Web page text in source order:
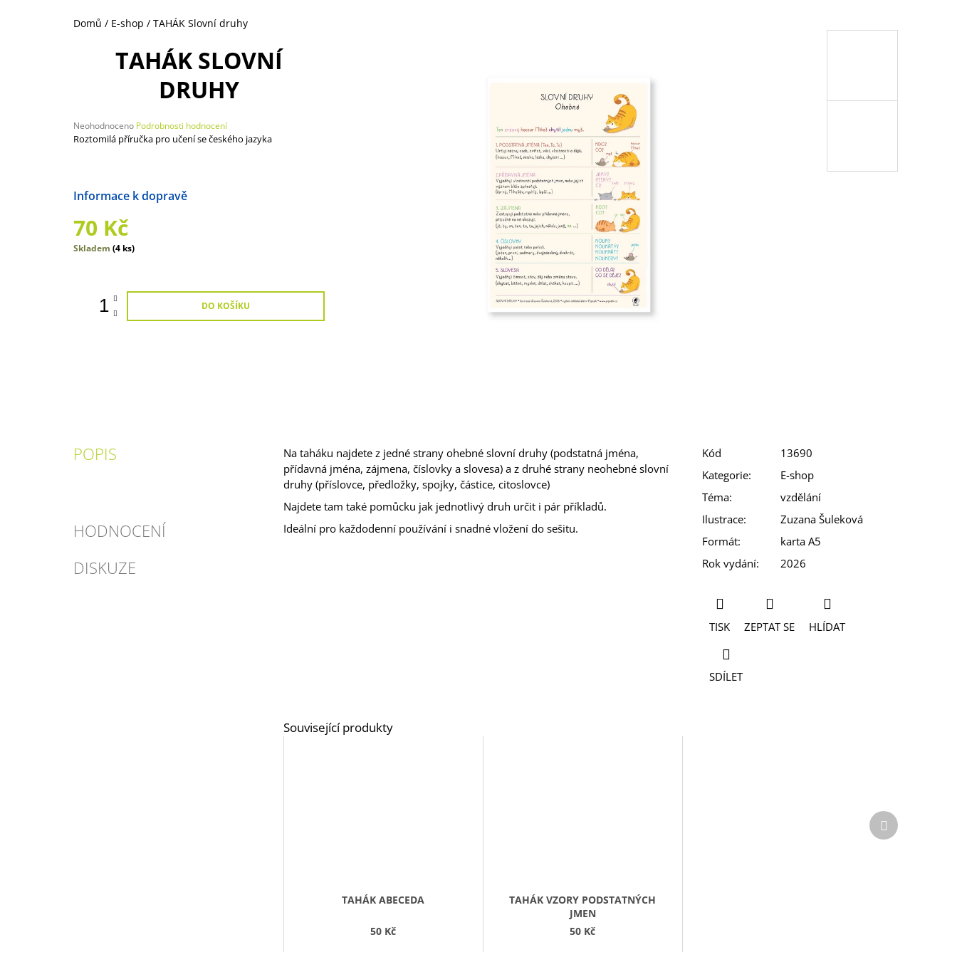
Domů / E-shop / TAHÁK Slovní druhy
TAHÁK SLOVNÍ
DRUHY
Průměrné
hodnocení
z
5
Neohodnoceno Podrobnosti hodnocení
Roztomilá příručka pro učení se českého jazyka
70 Kč
Měrná
Skladem (4 ks)
DO KOŠÍKU
POPIS
HODNOCENÍ
DISKUZE
Na taháku najdete z jedné strany ohebné slovní druhy (podstatná jména,
přídavná jména, zájmena, číslovky a slovesa) a z druhé strany neohebné slovní
druhy (příslovce, předložky, spojky, částice, citoslovce)
Najdete tam také pomůcku jak jednotlivý druh určit i pár příkladů.
Ideální pro každodenní používání i snadné vložení do sešitu.
Kód
13690
Kategorie:
E-shop
Téma:
vzdělání
Ilustrace:
Zuzana Šuleková
Formát:
karta A5
Rok vydání: 2026
TISK ZEPTAT SE HLÍDAT
SDÍLET
TAHÁK ABECEDA
50 Kč
TAHÁK VZORY PODSTATNÝCH
JMEN
50 Kč
Další
produkt